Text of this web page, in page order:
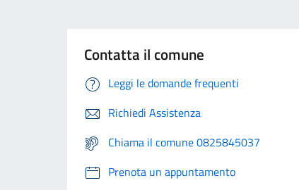
Contatta il comune
Leggi le domande frequenti
Richiedi Assistenza
Chiama il comune 0825845037
Prenota un appuntamento